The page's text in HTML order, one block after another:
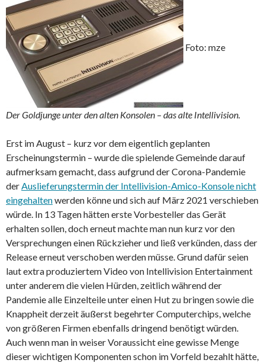
Foto: mze
Der Goldjunge unter den alten Konsolen – das alte Intellivision.
Erst im August – kurz vor dem eigentlich geplanten
Erscheinungstermin – wurde die spielende Gemeinde darauf
aufmerksam gemacht, dass aufgrund der Corona-Pandemie
derAuslieferungstermin der Intellivision-Amico-Konsole nicht
eingehaltenwerden könne und sich auf März 2021 verschieben
würde. In 13 Tagen hätten erste Vorbesteller das Gerät
erhalten sollen, doch erneut machte man nun kurz vor den
Versprechungen einen Rückzieher und ließ verkünden, dass der
Release erneut verschoben werden müsse. Grund dafür seien
laut extra produziertem Video von Intellivision Entertainment
unter anderem die vielen Hürden, zeitlich während der
Pandemie alle Einzelteile unter einen Hut zu bringen sowie die
Knappheit derzeit äußerst begehrter Computerchips, welche
von größeren Firmen ebenfalls dringend benötigt würden.
Auch wenn man in weiser Voraussicht eine gewisse Menge
dieser wichtigen Komponenten schon im Vorfeld bezahlt hätte,